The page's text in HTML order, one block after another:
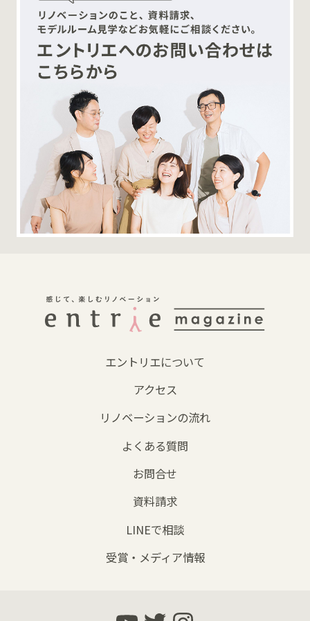
エントリエについて
アクセス
リノベーションの流れ
よくある質問
お問合せ
資料請求
LINEで相談
受賞・メディア情報